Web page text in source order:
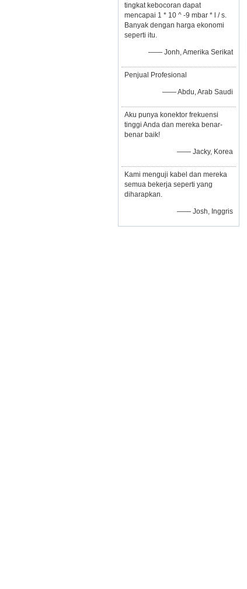
tingkat kebocoran dapat
mencapai 1 * 10 ^ -9 mbar * l / s.
Banyak dengan harga ekonomi
seperti itu.
—— Jonh, Amerika Serikat
Penjual Profesional
—— Abdu, Arab Saudi
Aku punya konektor frekuensi
tinggi Anda dan mereka benar-
benar baik!
—— Jacky, Korea
Kami menguji kabel dan mereka
semua bekerja seperti yang
diharapkan.
—— Josh, Inggris